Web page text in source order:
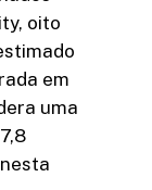
oito
em
uma